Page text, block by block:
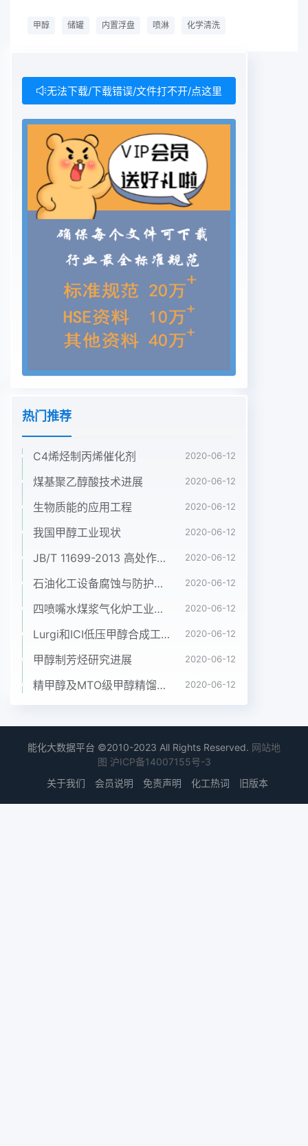
厂的甲醇成品储罐为例,介绍甲的密封储罐进行储
1500m3(直径35m)等几种。这些储罐在其制造、运
输存放、安2甲醇储罐的概况装过程中会产生轧制鳞
片、铁锈、焊渣、油污、泥砂、该甲醇储罐的直径为
30000m;罐体的高度为灰尘及其它沉积物这些污垢
会对甲醇造成色度、15512mm;拱顶高为3550mm;
容积为10000m3;底中国煤化工收稿日期:2010-04-
20CNMHG作者简介:王超(1978-),男河北保定人,化
学清洗技师主要从事化学清洗技术及其研究工作。第
26卷王超等.喷淋清洗方法在甲醇储罐清洗中的应用
21面积为7065m2。罐体材质为普通碳钢;内置浮盘
达到一定高度后,开启回液泵将清洗液再抽回到清中
密封板、浮筒、支腿、框架、压条,材质为不锈钢洗
液储箱内,完成清洗液的循环。为防止洗下来的304;
支腿底部垫片为尼龙66;螺栓、螺母、弹垫及平垢物
进入清洗液储箱,在回液管上需设置过滤器。垫材质
为不锈钢201。储罐已做完沉降试验,由于试验期间注
水时间4系统清洗和放水时间过长,致使储罐内壁锈蚀
容积较大,若按常规充满浸泡清洗方窗,甲醇在罐内最
高液位为气窗以下lm的位置。因式进行清洗仅施工
成本这一项指标,业主就根本无此本次清洗的范围为
甲醇充满罐内所能接触的所有法满足施工单位的要
罐壁(气窗下Im位置以下)。其它清洗方法,由于施工
作业是在空间受限的环境42清洗前的准备工作内进
淋器的制作以,考虑采用喷淋清洗技术进行清洗。储
罐喷淋清洗的难点在于喷淋器的制作。由于3喷淋清
洗方式介绍罐体直径较大,为保证清洗液持续不断地
持续不喷淋清洗是一种循环清洗技术,在清洗过程中,
断地喷洒清洗液的喷淋器,所以喷淋器的设计显得将
要,如果喷淋器的设计或选用不当,将导致清上,借助淸
洗液的重力而沿罐壁流到底部,使清洗液洗液分布不
均,直接影响淸洗效果。经现场施工人与罐内壁上的
锈垢、油垢等进行充分的接触,发生化员反复讨论,结
合工程力学原理,设计喷淋器见图1学反应,达到清洁罐
体的目的。流到罐底的清洗液所示。旋转体2法兰A-
甲醇 储罐 内置浮盘 喷淋 化学清洗
无法下载/下载错误/文件打不开/点这里
热门推荐
C4烯烃制丙烯催化剂 2020-06-12
煤基聚乙醇酸技术进展 2020-06-12
生物质能的应用工程 2020-06-12
我国甲醇工业现状 2020-06-12
JB/T 11699-2013 高处作业吊篮安装、拆卸、使用技术规程 2020-06-12
石油化工设备腐蚀与防护参考书十本免费下载，绝版珍藏 2020-06-12
四喷嘴水煤浆气化炉工业应用情况简介 2020-06-12
Lurgi和ICI低压甲醇合成工艺比较 2020-06-12
甲醇制芳烃研究进展 2020-06-12
精甲醇及MTO级甲醇精馏工艺技术进展 2020-06-12
能化大数据平台 ©2010-2023 All Rights Reserved. 网站地
图 沪ICP备14007155号-3
关于我们
会员说明 免责声明 化工热词 旧版本